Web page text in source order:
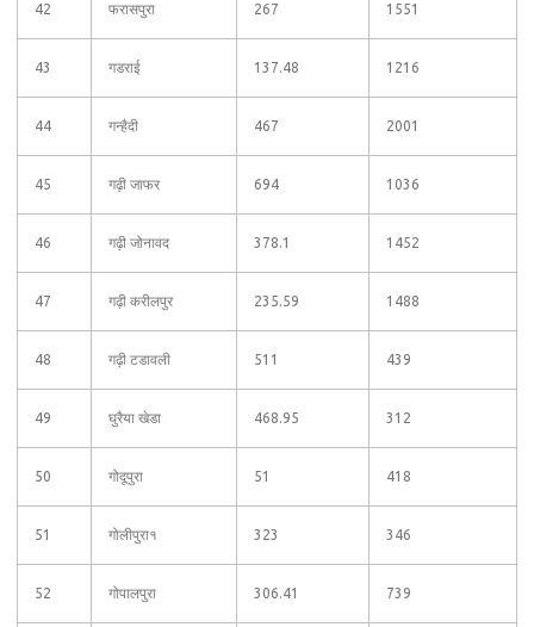
42 फरासपुरा 267 1551
43 गडराई 137.48 1216
44 गन्हैदी 467 2001
45 गढ़ी जाफर 694 1036
46 गढ़ी जोनावद 378.1 1452
47 गढ़ी करीलपुर 235.59 1488
48 गढ़ी टडावली 511 439
49 घुरैया खेडा 468.95 312
50 गोदूपुरा 51 418
51 गोलीपुरा१ 323 346
52 गोपालपुरा 306.41 739